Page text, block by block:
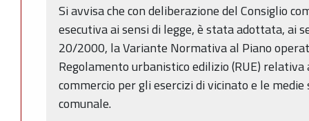
Si avvisa che con deliberazione del Consiglio
esecutiva ai sensi di legge, è stata adottata, ai
20/2000, la Variante Normativa al Piano
Regolamento urbanistico edilizio (RUE)
commercio per gli esercizi di vicinato e le
comunale.